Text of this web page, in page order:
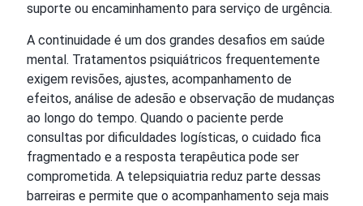
suporte ou encaminhamento para serviço de urgência.
A continuidade é um dos grandes desafios em saúde
mental. Tratamentos psiquiátricos frequentemente
exigem revisões, ajustes, acompanhamento de
efeitos, análise de adesão e observação de mudanças
ao longo do tempo. Quando o paciente perde
consultas por dificuldades logísticas, o cuidado fica
fragmentado e a resposta terapêutica pode ser
comprometida. A telepsiquiatria reduz parte dessas
barreiras e permite que o acompanhamento seja mais